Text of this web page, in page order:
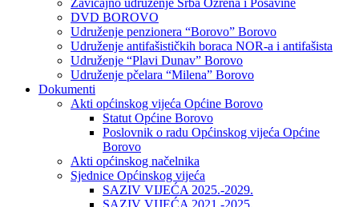
Zavičajno udruženje Srba Ozrena i Posavine
DVD BOROVO
Udruženje penzionera “Borovo” Borovo
Udruženje antifašističkih boraca NOR-a i antifašista
Udruženje “Plavi Dunav” Borovo
Udruženje pčelara “Milena” Borovo
Dokumenti
Akti općinskog vijeća Općine Borovo
Statut Općine Borovo
Poslovnik o radu Općinskog vijeća Općine
Borovo
Akti općinskog načelnika
Sjednice Općinskog vijeća
SAZIV VIJEĆA 2025.-2029.
SAZIV VIJEĆA 2021.-2025.